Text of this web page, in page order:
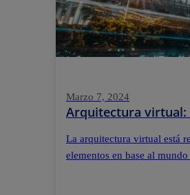
Marzo 7, 2024
Arquitectura virtual:
La arquitectura virtual está
elementos en base al